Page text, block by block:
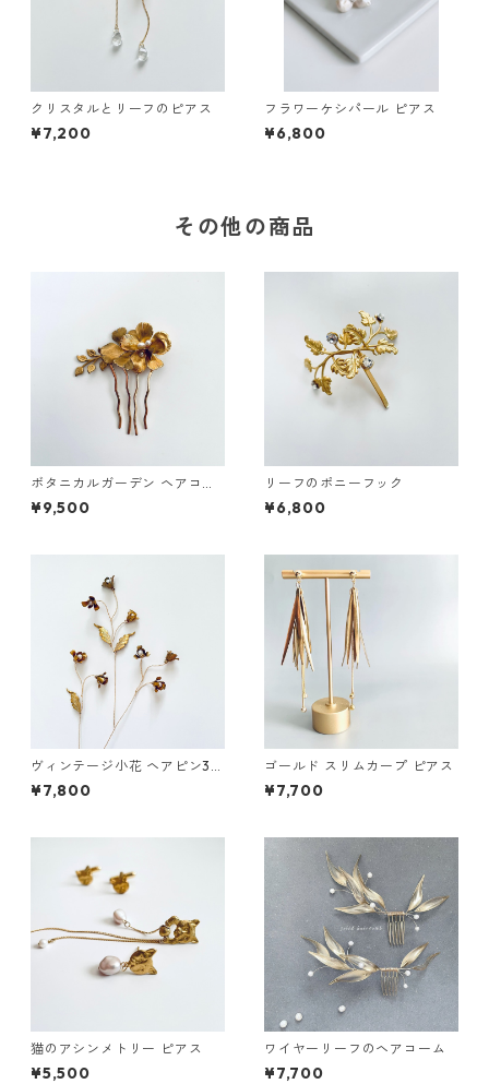
クリスタルとリーフのピアス
¥7,200
フラワーケシパール ピアス
¥6,800
その他の商品
ボタニカルガーデン ヘアコー
ム
¥9,500
リーフのポニーフック
¥6,800
ヴィンテージ小花 ヘアピン3本
セット
¥7,800
ゴールド スリムカープ ピアス
¥7,700
猫のアシンメトリー ピアス
¥5,500
ワイヤーリーフのヘアコーム
¥7,700